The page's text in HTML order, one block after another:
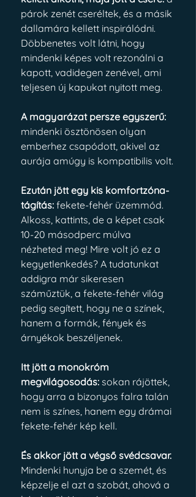
párok zenét cseréltek, és a másik
dallamára kellett inspirálódni.
Döbbenetes volt látni, hogy
mindenki képes volt rezonálni a
kapott, vadidegen zenével, ami
teljesen új kapukat nyitott meg.
A magyarázat persze egyszerű:
mindenki ösztönösen olyan
emberhez csapódott, akivel az
aurája amúgy is kompatibilis volt.
Ezután jött egy kis komfortzóna-
tágítás: fekete-fehér üzemmód.
Alkoss, kattints, de a képet csak
10-20 másodperc múlva
nézheted meg! Mire volt jó ez a
kegyetlenkedés? A tudatunkat
addigra már sikeresen
száműztük, a fekete-fehér világ
pedig segített, hogy ne a színek,
hanem a formák, fények és
árnyékok beszéljenek.
Itt jött a monokróm
megvilágosodás: sokan rájöttek,
hogy arra a bizonyos falra talán
nem is színes, hanem egy drámai
fekete-fehér kép kell.
És akkor jött a végső svédcsavar.
Mindenki hunyja be a szemét, és
képzelje el azt a szobát, ahová a